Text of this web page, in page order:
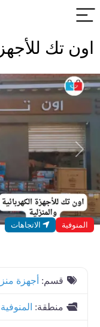
اون تك
Next
المنوفية الاتجاهات
قسم: أجهزة
منطقة: المنوفية